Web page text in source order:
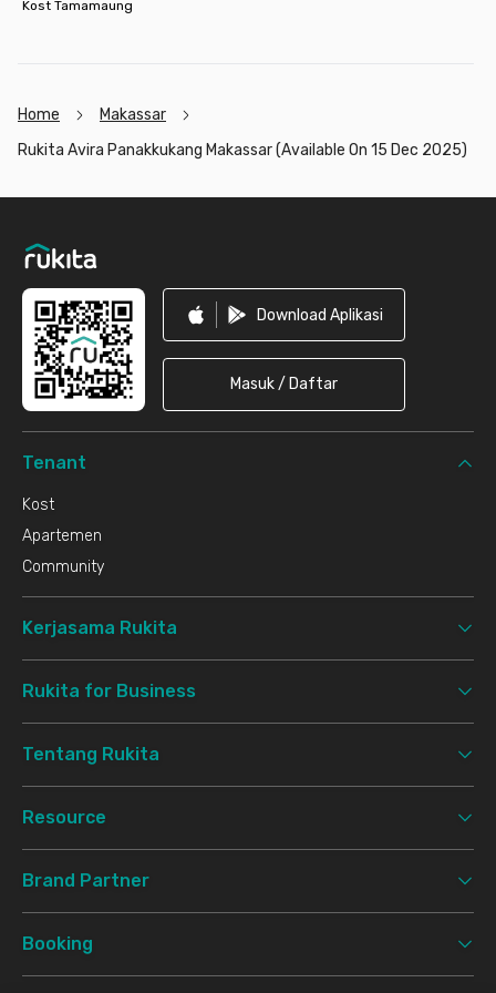
efisien untuk menunjang rutinitas harianmu.
Kost Tamamaung
Home
Makassar
Rukita Avira Panakkukang Makassar (Available On 15 Dec 2025)
Download Aplikasi
Masuk / Daftar
Tenant
Kost
Apartemen
Community
Kerjasama Rukita
Rukita for Business
Tentang Rukita
Resource
Brand Partner
Booking